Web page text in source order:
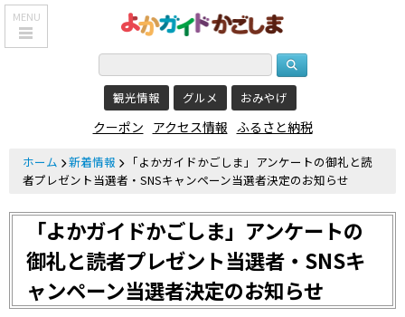
MENU
鹿児島基本情報
観光スポット
食べる・飲む
おみやげを買う
泊まる
観光情報 グルメ おみやげ
クーポン アクセス情報 ふるさと納税
ホーム 新着情報
「よかガイドかごしま」アンケートの御礼と読
者プレゼント当選者・SNSキャンペーン当選者決定のお知らせ
「よかガイドかごしま」アンケートの
御礼と読者プレゼント当選者・SNSキ
ャンペーン当選者決定のお知らせ